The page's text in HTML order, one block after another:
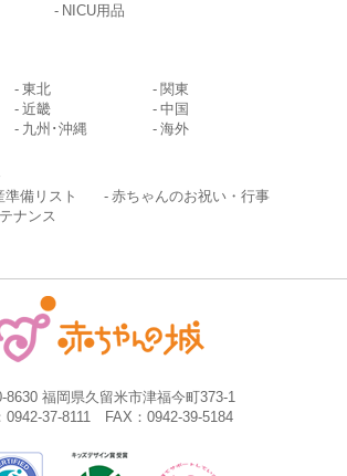
NICU用品
東北
関東
近畿
中国
九州･沖縄 海外
準備リスト
赤ちゃんのお祝い・行事
ナンス
8630 福岡県久留米市津福今町373-1
0942-37-8111 FAX：0942-39-5184